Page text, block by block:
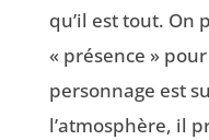
qu’il est tout. On
« présence »
personnage est
l’atmosphère, il